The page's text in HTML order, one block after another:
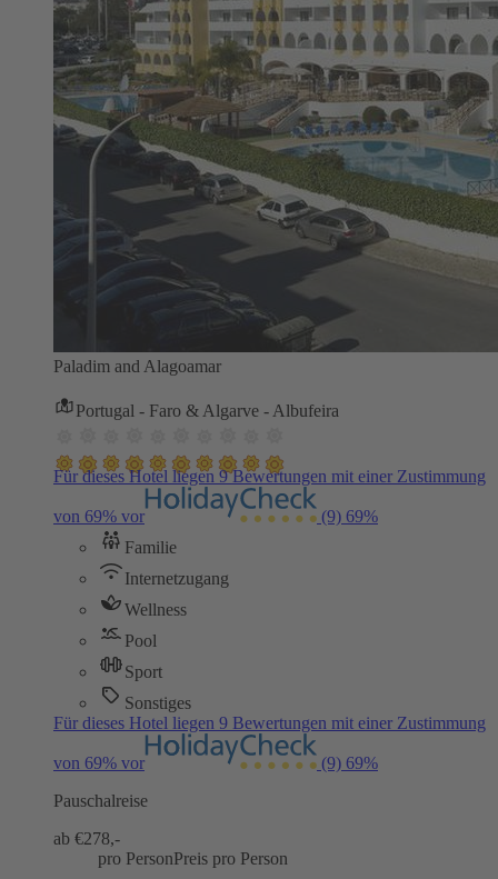
Paladim and Alagoamar
Portugal - Faro & Algarve - Albufeira
Für dieses Hotel liegen 9 Bewertungen mit einer Zustimmung
von 69% vor (9) 69%
Familie
Internetzugang
Wellness
Pool
Sport
Sonstiges
Für dieses Hotel liegen 9 Bewertungen mit einer Zustimmung
von 69% vor (9) 69%
Pauschalreise
ab €278,-
pro PersonPreis pro Person